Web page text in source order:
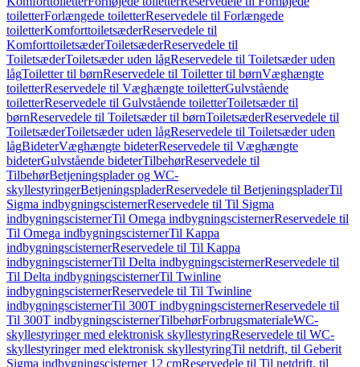
toiletterForlængede toiletterReservedele til Forlængede
toiletterKomforttoiletsæderReservedele til
KomforttoiletsæderToiletsæderReservedele til
ToiletsæderToiletsæder uden lågReservedele til Toiletsæder uden
lågToiletter til børnReservedele til Toiletter til børnVæghængte
toiletterReservedele til Væghængte toiletterGulvstående
toiletterReservedele til Gulvstående toiletterToiletsæder til
børnReservedele til Toiletsæder til børnToiletsæderReservedele til
ToiletsæderToiletsæder uden lågReservedele til Toiletsæder uden
lågBideterVæghængte bideterReservedele til Væghængte
bideterGulvstående bideterTilbehørReservedele til
TilbehørBetjeningsplader og WC-
skyllestyringerBetjeningspladerReservedele til BetjeningspladerTil
Sigma indbygningscisternerReservedele til Til Sigma
indbygningscisternerTil Omega indbygningscisternerReservedele til
Til Omega indbygningscisternerTil Kappa
indbygningscisternerReservedele til Til Kappa
indbygningscisternerTil Delta indbygningscisternerReservedele til
Til Delta indbygningscisternerTil Twinline
indbygningscisternerReservedele til Til Twinline
indbygningscisternerTil 300T indbygningscisternerReservedele til
Til 300T indbygningscisternerTilbehørForbrugsmaterialeWC-
skyllestyringer med elektronisk skyllestyringReservedele til WC-
skyllestyringer med elektronisk skyllestyringTil netdrift, til Geberit
Sigma indbygningscisterner 12 cmReservedele til Til netdrift, til